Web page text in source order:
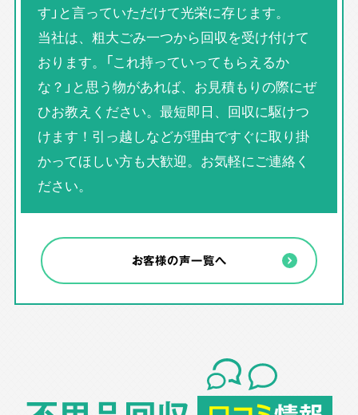
す」と言っていただけて光栄に存じます。
当社は、粗大ごみ一つから回収を受け付けて
おります。「これ持っていってもらえるか
な？」と思う物があれば、お見積もりの際にぜ
ひお教えください。最短即日、回収に駆けつ
けます！引っ越しなどが理由ですぐに取り掛
かってほしい方も大歓迎。お気軽にご連絡く
ださい。
お客様の声一覧へ